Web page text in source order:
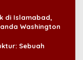
di Islamabad,
Washington
Sebuah